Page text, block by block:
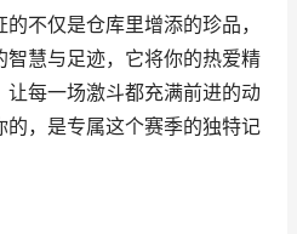
不仅是仓库里增添的珍品，
慧与足迹，它将你的热爱精
每一场激斗都充满前进的动
，是专属这个赛季的独特记